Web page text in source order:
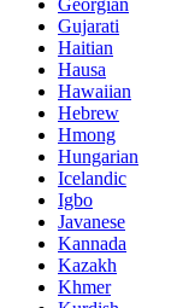
Georgian
Gujarati
Haitian
Hausa
Hawaiian
Hebrew
Hmong
Hungarian
Icelandic
Igbo
Javanese
Kannada
Kazakh
Khmer